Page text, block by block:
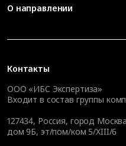
Контакты
ООО «ИБС Экспертиза»
Входит в состав группы
127434, Россия, город Москва
дом 9Б, эт/пом/ком 5/XIII/6
О направлении